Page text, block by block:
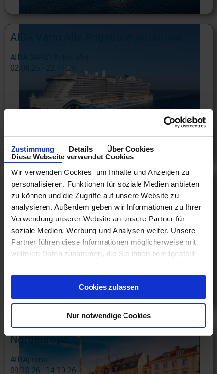
Zustimmung Details
Über Cookies
Diese Webseite verwendet Cookies
Wir verwenden Cookies, um Inhalte und Anzeigen zu
personalisieren, Funktionen für soziale Medien anbieten
zu können und die Zugriffe auf unsere Website zu
analysieren. Außerdem geben wir Informationen zu Ihrer
Verwendung unserer Website an unsere Partner für
soziale Medien, Werbung und Analysen weiter. Unsere
Partner führen diese Informationen möglicherweise mit
weiteren Daten zusammen, die Sie ihnen bereitgestellt
haben oder die sie im Rahmen Ihrer Nutzung der Dienste
gesammelt haben.
Cookies zulassen
Nur notwendige Cookies
AIDA Vario Alle Angebote AIDAnova
AIDA VARIO Paket Met...
02.08.25 - 22.11.25
AIDA Vario inklusive Zusatz
AIDA VARIO Paket Kan...
26.02.25 - 20.06.25
ab809 €
am 08.03.25
Nordeuropa
AIDAprima
09.10.26 - 14.10.26